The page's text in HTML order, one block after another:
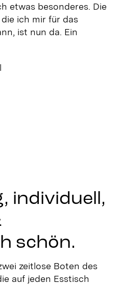
etwas besonderes. Die
ich mir für das
ist nun da. Ein
individuell,
schön.
zeitlose Boten des
auf jeden Esstisch